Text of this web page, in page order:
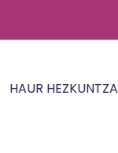
HAUR HEZKUNTZA